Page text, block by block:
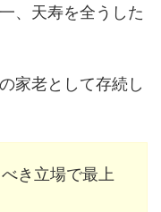
、天寿を全うした
家老として存続し
き立場で最上